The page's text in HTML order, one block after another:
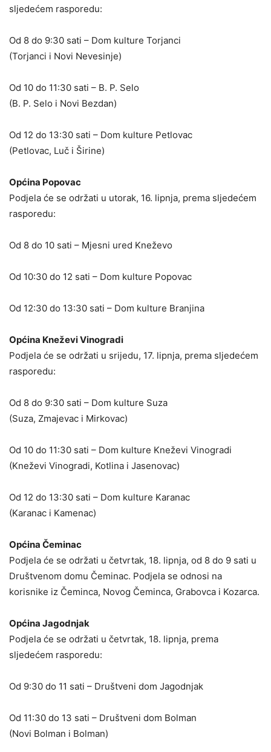
sljedećem rasporedu:
Od 8 do 9:30 sati – Dom kulture Torjanci
(Torjanci i Novi Nevesinje)
Od 10 do 11:30 sati – B. P. Selo
(B. P. Selo i Novi Bezdan)
Od 12 do 13:30 sati – Dom kulture Petlovac
(Petlovac, Luč i Širine)
Općina Popovac
Podjela će se održati u utorak, 16. lipnja, prema sljedećem
rasporedu:
Od 8 do 10 sati – Mjesni ured Kneževo
Od 10:30 do 12 sati – Dom kulture Popovac
Od 12:30 do 13:30 sati – Dom kulture Branjina
Općina Kneževi Vinogradi
Podjela će se održati u srijedu, 17. lipnja, prema sljedećem
rasporedu:
Od 8 do 9:30 sati – Dom kulture Suza
(Suza, Zmajevac i Mirkovac)
Od 10 do 11:30 sati – Dom kulture Kneževi Vinogradi
(Kneževi Vinogradi, Kotlina i Jasenovac)
Od 12 do 13:30 sati – Dom kulture Karanac
(Karanac i Kamenac)
Općina Čeminac
Podjela će se održati u četvrtak, 18. lipnja, od 8 do 9 sati u
Društvenom domu Čeminac. Podjela se odnosi na
korisnike iz Čeminca, Novog Čeminca, Grabovca i Kozarca.
Općina Jagodnjak
Podjela će se održati u četvrtak, 18. lipnja, prema
sljedećem rasporedu:
Od 9:30 do 11 sati – Društveni dom Jagodnjak
Od 11:30 do 13 sati – Društveni dom Bolman
(Novi Bolman i Bolman)